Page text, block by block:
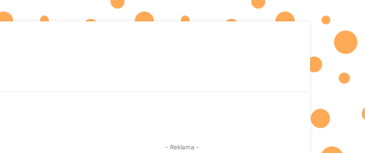
- Reklama -